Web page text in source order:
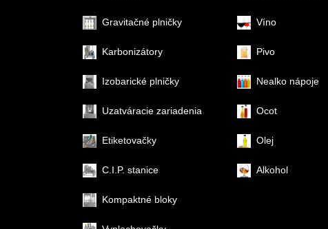
Gravitačné plničky
Karbonizátory
Izobarické plničky
Uzatváracie zariadenia
Etiketovačky
C.I.P. stanice
Kompaktné bloky
Víno
Pivo
Nealko nápoje
Ocot
Olej
Alkohol